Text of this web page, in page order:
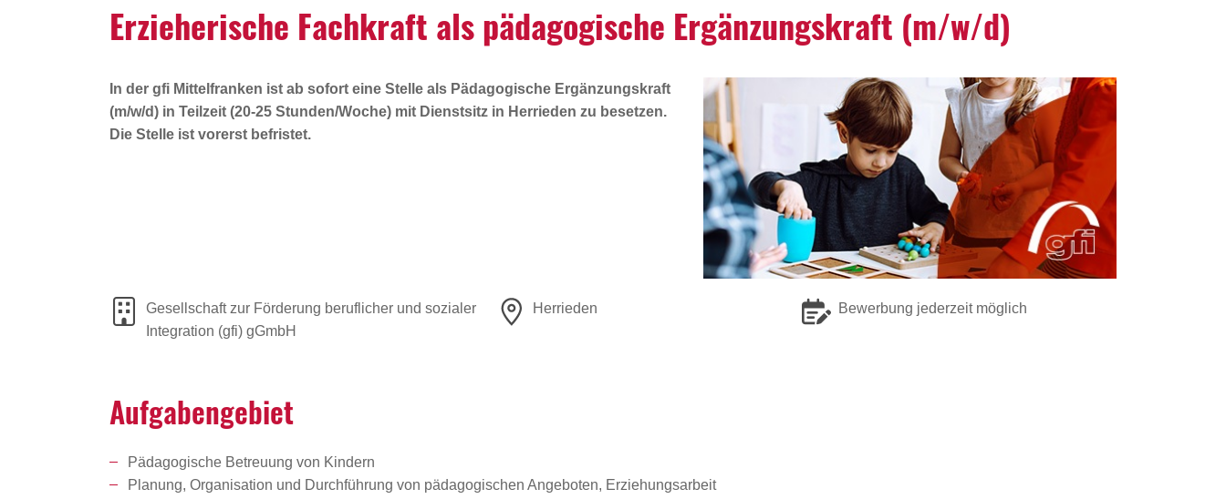
Erzie­he­ri­sche Fach­kraft als pädago­gi­sche Ergän­zungs­kraft (m/w/d)
In der gfi Mittelfranken ist ab sofort eine Stelle als Pädagogische Ergänzungskraft
(m/w/d) in Teilzeit (20-25 Stunden/Woche) mit Dienstsitz in Herrieden zu besetzen.
Die Stelle ist vorerst befristet.
Gesellschaft zur Förderung beruflicher und sozialer
Integration (gfi) gGmbH
Herrieden Bewerbung jederzeit möglich
Aufga­ben­ge­biet
Pädagogische Betreuung von Kindern
Planung, Organisation und Durchführung von pädagogischen Angeboten, Erziehungsarbeit